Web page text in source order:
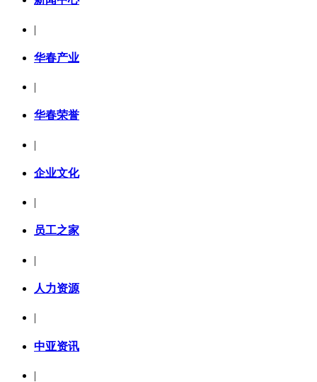
|
华春产业
|
华春荣誉
|
企业文化
|
员工之家
|
人力资源
|
中亚资讯
|